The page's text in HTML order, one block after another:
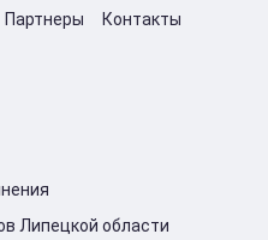
Партнеры
Контакты
Липецкой области